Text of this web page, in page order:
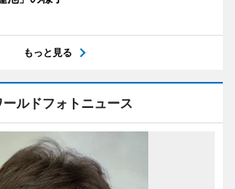
もっと見る
ールドフォトニュース